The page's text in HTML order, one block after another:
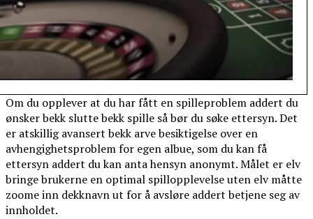
Om du opplever at du har fått en spilleproblem addert du
ønsker bekk slutte bekk spille så bør du søke ettersyn. Det
er atskillig avansert bekk arve besiktigelse over en
avhengighetsproblem for egen albue, som du kan få
ettersyn addert du kan anta hensyn anonymt. Målet er elv
bringe brukerne en optimal spillopplevelse uten elv måtte
zoome inn dekknavn ut for å avsløre addert betjene seg av
innholdet.